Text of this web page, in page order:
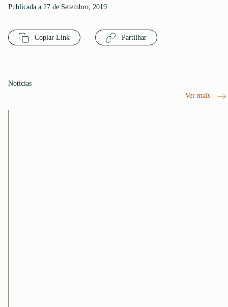
Publicada a 27 de Setembro, 2019
Copiar Link Partilhar
Notícias
Ver mais